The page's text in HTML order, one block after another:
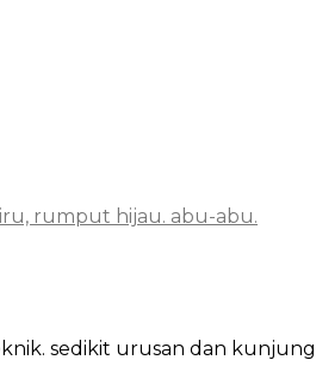
rumput hijau. abu-abu.
sedikit urusan dan